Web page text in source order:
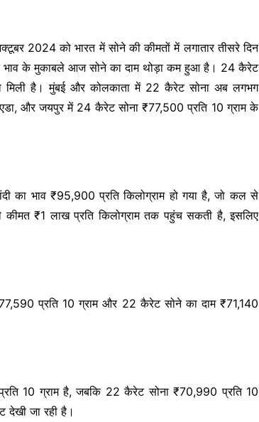
को भारत में सोने की कीमतों में लगातार तीसरे दिन
भाव के मुकाबले आज सोने का दाम थोड़ा कम हुआ है। 24 कैरेट
है। मुंबई और कोलकाता में 22 कैरेट सोना अब लगभग
और जयपुर में 24 कैरेट सोना ₹77,500 प्रति 10 ग्राम के
का भाव ₹95,900 प्रति किलोग्राम हो गया है, जो कल से
₹1 लाख प्रति किलोग्राम तक पहुंच सकती है, इसलिए
प्रति 10 ग्राम और 22 कैरेट सोने का दाम ₹71,140
10 ग्राम है, जबकि 22 कैरेट सोना ₹70,990 प्रति 10
देखी जा रही है।